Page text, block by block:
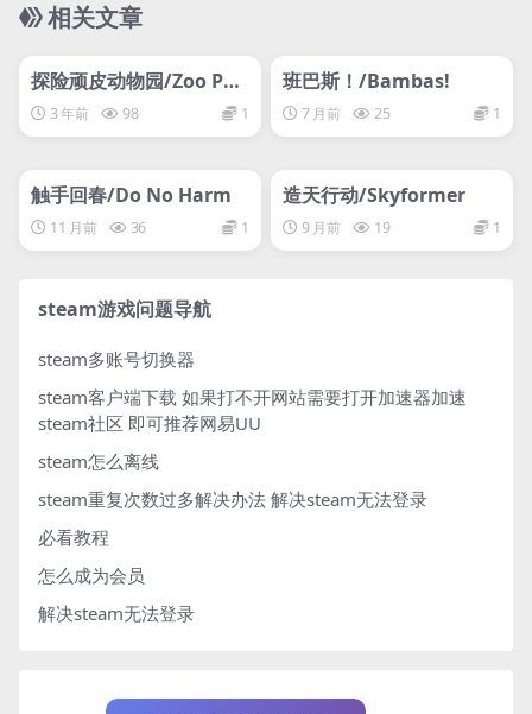
相关文章
网盘下载游戏
探险顽皮动物园/Zoo Par
k Story
3 年前 98 1
网盘下载游戏
班巴斯！/Bambas!
7 月前 25 1
网盘下载游戏
触手回春/Do No Harm
11 月前 36 1
造天行动/Skyformer
9 月前 19 1
steam游戏问题导航
steam多账号切换器
steam客户端下载 如果打不开网站需要打开加速器加速
steam社区 即可推荐网易UU
steam怎么离线
steam重复次数过多解决办法 解决steam无法登录
必看教程
怎么成为会员
解决steam无法登录